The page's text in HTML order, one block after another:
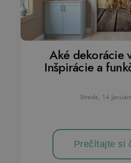
Aké dekorácie
Inšpirácie a
Streda, 14
Prečítajte si